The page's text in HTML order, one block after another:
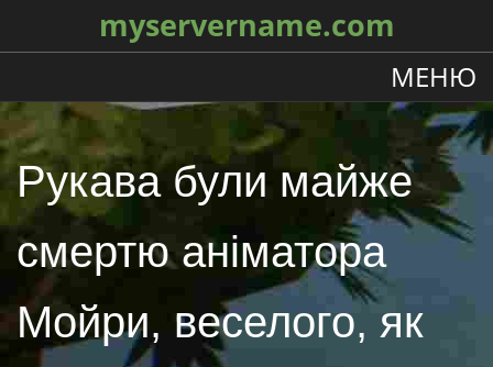
myservername.com
МЕНЮ
Рукава були майже
смертю аніматора
Мойри, веселого, як